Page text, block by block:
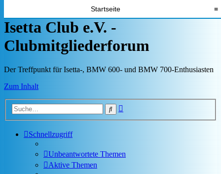
Startseite ≡
Isetta Club e.V. -
Clubmitgliederforum
Der Treffpunkt für Isetta-, BMW 600- und BMW 700-Enthusiasten
Zum Inhalt
Suche
Schnellzugriff
Unbeantwortete Themen
Aktive Themen